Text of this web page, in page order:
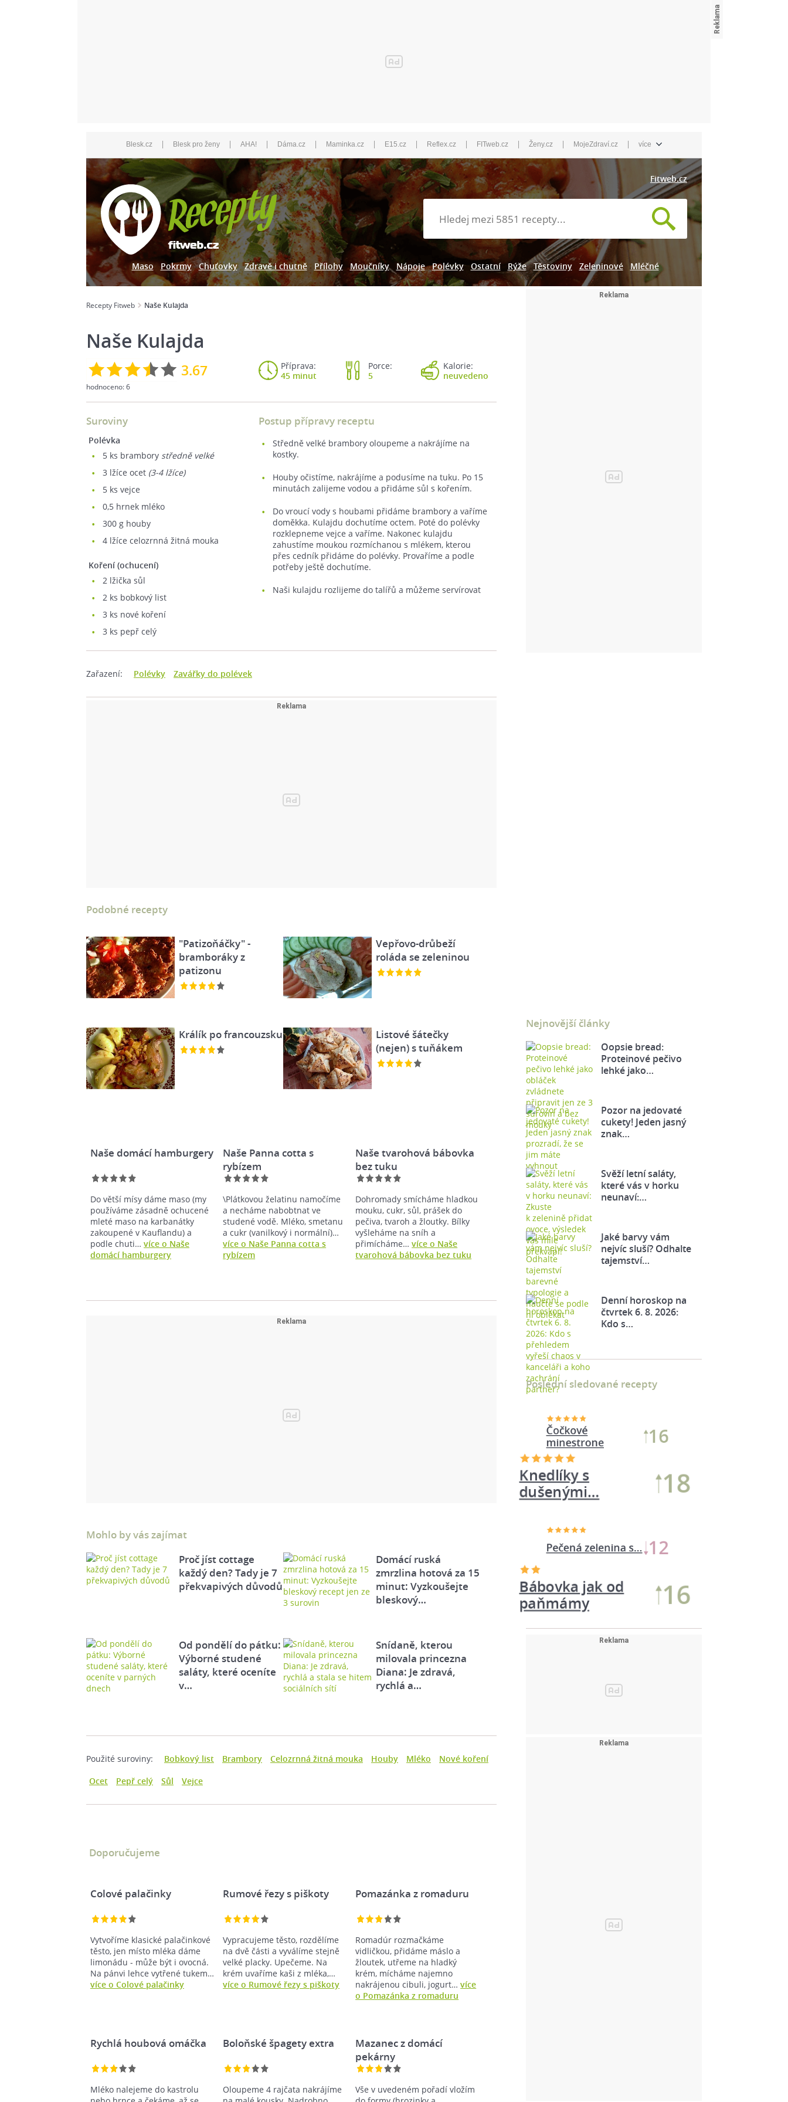
Blesk.cz | Blesk pro ženy | AHA! | Dáma.cz | Maminka.cz | E15.cz | Reflex.cz | FITweb.cz | Ženy.cz | MojeZdraví.cz | více
Fitweb.cz
Maso Pokrmy Chuťovky Zdravě i chutně Přílohy Moučníky Nápoje Polévky Ostatní Rýže Těstoviny Zeleninové Mléčné
Recepty Fitweb Naše Kulajda
Naše Kulajda
3.67
hodnoceno:6
Příprava:
45 minut
Porce:
5
Kalorie:
neuvedeno
Suroviny
polévka
5 ks brambory středně velké
3 lžíce ocet (3-4 lžíce)
5 ks vejce
0,5 hrnek mléko
300 g houby
4 lžíce celozrnná žitná mouka
koření (ochucení)
2 lžička sůl
2 ks bobkový list
3 ks nové koření
3 ks pepř celý
Postup přípravy receptu
Středně velké brambory oloupeme a nakrájíme na
kostky.
Houby očistíme, nakrájíme a podusíme na tuku. Po 15
minutách zalijeme vodou a přidáme sůl s kořením.
Do vroucí vody s houbami přidáme brambory a vaříme
doměkka. Kulajdu dochutíme octem. Poté do polévky
rozklepneme vejce a vaříme. Nakonec kulajdu
zahustíme moukou rozmíchanou s mlékem, kterou
přes cedník přidáme do polévky. Provaříme a podle
potřeby ještě dochutíme.
Naši kulajdu rozlijeme do talířů a můžeme servírovat
Zařazení: Polévky Zavářky do polévek
Podobné recepty
"Patizoňáčky" -
bramboráky z
patizonu
Vepřovo-drůbeží
roláda se zeleninou
Králík po francouzsku
Listové šátečky
(nejen) s tuňákem
Naše domácí hamburgery
Do větší mísy dáme maso (my
používáme zásadně ochucené
mleté maso na karbanátky
zakoupené v Kauflandu) a
podle chuti… více o Naše
domácí hamburgery
Naše Panna cotta s
rybízem
\Plátkovou želatinu namočíme
a necháme nabobtnat ve
studené vodě. Mléko, smetanu
a cukr (vanilkový i normální)…
více o Naše Panna cotta s
rybízem
Naše tvarohová bábovka
bez tuku
Dohromady smícháme hladkou
mouku, cukr, sůl, prášek do
pečiva, tvaroh a žloutky. Bílky
vyšleháme na sníh a
přimícháme…více o Naše
tvarohová bábovka bez tuku
Mohlo by vás zajímat
Proč jíst cottage
každý den? Tady je 7
překvapivých důvodů
Domácí ruská
zmrzlina hotová za 15
minut: Vyzkoušejte
bleskový…
Od pondělí do pátku:
Výborné studené
saláty, které oceníte
v…
Snídaně, kterou
milovala princezna
Diana: Je zdravá,
rychlá a…
Použité suroviny: Bobkový list Brambory Celozrnná žitná mouka Houby Mléko
Nové koření
Ocet
Pepř celý Sůl Vejce
Doporučujeme
Colové palačinky
Vytvoříme klasické palačinkové
těsto, jen místo mléka dáme
limonádu - může být i ovocná.
Na pánvi lehce vytřené tukem…
více o Colové palačinky
Rumové řezy s piškoty
Vypracujeme těsto, rozdělíme
na dvě části a vyválíme stejně
velké placky. Upečeme. Na
krém uvaříme kaši z mléka,…
více o Rumové řezy s piškoty
Pomazánka z romaduru
Romadúr rozmačkáme
vidličkou, přidáme máslo a
žloutek, utřeme na hladký
krém, mícháme najemno
nakrájenou cibuli, jogurt…více
o Pomazánka z romaduru
Rychlá houbová omáčka
Mléko nalejeme do kastrolu
Boloňské špagety extra
Oloupeme 4 rajčata nakrájíme
Mazanec z domácí
pekárny
Vše v uvedeném pořadí vložím
Nejnovější články
Oopsie bread:
Proteinové pečivo
lehké jako…
Pozor na jedovaté
cukety! Jeden jasný
znak…
Svěží letní saláty,
které vás v horku
neunaví:…
Jaké barvy vám
nejvíc sluší? Odhalte
tajemství…
Denní horoskop na
čtvrtek 6. 8. 2026:
Kdo s…
Poslední sledované recepty
Čočkové
minestrone
16
Knedlíky s
dušenými…
18
Pečená zelenina s… 12
Bábovka jak od
paňmámy
16